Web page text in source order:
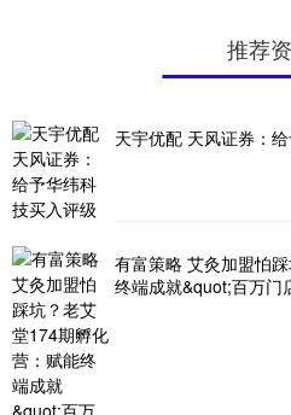
推荐
天宇优配 天风证券：
有富策略 艾灸加盟怕
终端成就&quot;百万门